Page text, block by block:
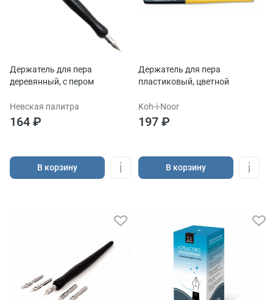
Держатель для пера
деревянный, с пером
Невская палитра
164 ₽
В корзину
Держатель для пера
пластиковый, цветной
Koh-i-Noor
197 ₽
В корзину